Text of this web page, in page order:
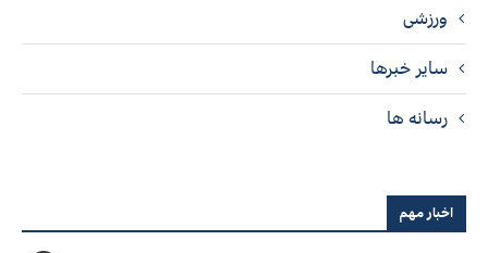
ورزشی
سایر خبرها
رسانه ها
اخبار مهم